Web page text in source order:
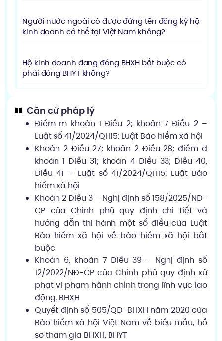
Người nước ngoài có được đứng tên đăng ký hộ
kinh doanh cá thể tại Việt Nam không?
Hộ kinh doanh đang đóng BHXH bắt buộc có
phải đóng BHYT không?
Căn cứ pháp lý
Điểm m khoản 1 Điều 2; khoản 7 Điều 2 –
Luật số 41/2024/QH15: Luật Bảo hiểm xã hội
Khoản 2 Điều 27; khoản 2 Điều 28; điểm d
khoản 1 Điều 31; khoản 4 Điều 33; Điều 40,
Điều 41 – Luật số 41/2024/QH15: Luật Bảo
hiểm xã hội
Khoản 2 Điều 3 – Nghị định số 158/2025/NĐ-
CP của Chính phủ quy định chi tiết và
hướng dẫn thi hành một số điều của Luật
Bảo hiểm xã hội về bảo hiểm xã hội bắt
buộc
Khoản 6, khoản 7 Điều 39 – Nghị định số
12/2022/NĐ-CP của Chính phủ quy định xử
phạt vi phạm hành chính trong lĩnh vực lao
động, BHXH
Quyết định số 505/QĐ-BHXH năm 2020 của
Bảo hiểm xã hội Việt Nam về biểu mẫu, hồ
sơ tham gia BHXH, BHYT